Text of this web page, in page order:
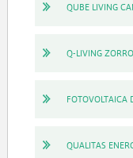
QUBE LIVING
Q-LIVING
FOTOVOLTAICA
QUALITAS